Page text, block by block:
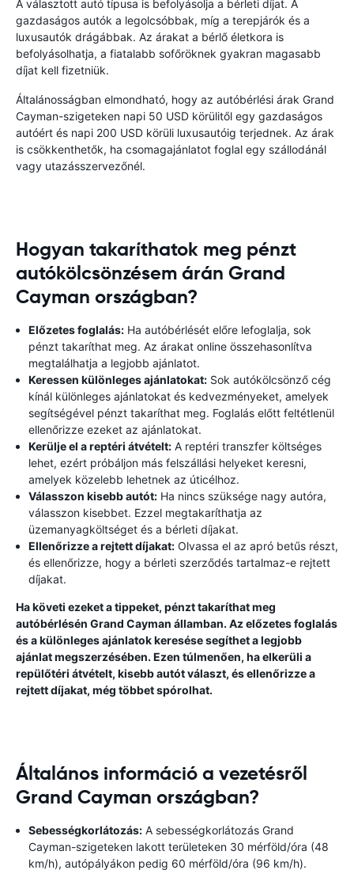
A választott autó típusa is befolyásolja a bérleti díjat. A
gazdaságos autók a legolcsóbbak, míg a terepjárók és a
luxusautók drágábbak. Az árakat a bérlő életkora is
befolyásolhatja, a fiatalabb sofőröknek gyakran magasabb
díjat kell fizetniük.
Általánosságban elmondható, hogy az autóbérlési árak Grand
Cayman-szigeteken napi 50 USD körülitől egy gazdaságos
autóért és napi 200 USD körüli luxusautóig terjednek. Az árak
is csökkenthetők, ha csomagajánlatot foglal egy szállodánál
vagy utazásszervezőnél.
Hogyan takaríthatok meg pénzt
autókölcsönzésem árán Grand
Cayman országban?
Előzetes foglalás: Ha autóbérlését előre lefoglalja, sok
pénzt takaríthat meg. Az árakat online összehasonlítva
megtalálhatja a legjobb ajánlatot.
Keressen különleges ajánlatokat: Sok autókölcsönző cég
kínál különleges ajánlatokat és kedvezményeket, amelyek
segítségével pénzt takaríthat meg. Foglalás előtt feltétlenül
ellenőrizze ezeket az ajánlatokat.
Kerülje el a reptéri átvételt: A reptéri transzfer költséges
lehet, ezért próbáljon más felszállási helyeket keresni,
amelyek közelebb lehetnek az úticélhoz.
Válasszon kisebb autót: Ha nincs szüksége nagy autóra,
válasszon kisebbet. Ezzel megtakaríthatja az
üzemanyagköltséget és a bérleti díjakat.
Ellenőrizze a rejtett díjakat: Olvassa el az apró betűs részt,
és ellenőrizze, hogy a bérleti szerződés tartalmaz-e rejtett
díjakat.
Ha követi ezeket a tippeket, pénzt takaríthat meg
autóbérlésén Grand Cayman államban. Az előzetes foglalás
és a különleges ajánlatok keresése segíthet a legjobb
ajánlat megszerzésében. Ezen túlmenően, ha elkerüli a
repülőtéri átvételt, kisebb autót választ, és ellenőrizze a
rejtett díjakat, még többet spórolhat.
Általános információ a vezetésről
Grand Cayman országban?
Sebességkorlátozás: A sebességkorlátozás Grand
Cayman-szigeteken lakott területeken 30 mérföld/óra (48
km/h), autópályákon pedig 60 mérföld/óra (96 km/h).